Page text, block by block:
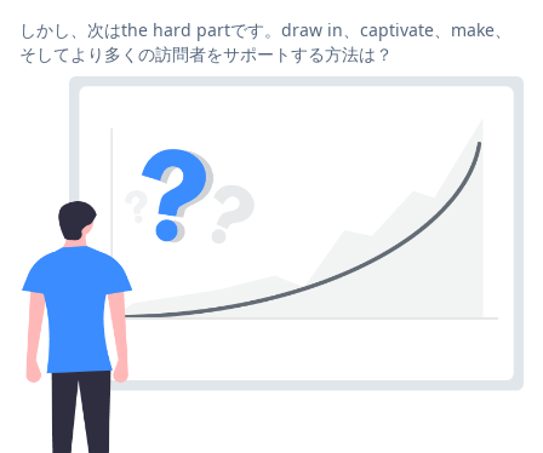
しかし、次はthe hard partです。draw in、captivate、make、
そしてより多くの訪問者をサポートする方法は？